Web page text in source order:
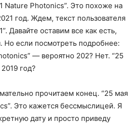
Nature Photonics”. Это похоже на
год. Ждем, текст пользователя
Давайте оставим все как есть,
Но если посмотреть подробнее:
— вероятно 202? Нет. “25
год?
прочитаем конец. “25 мая
Это кажется бессмыслицей. Я
дату и просто приведу